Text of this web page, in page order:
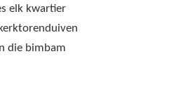
elk kwartier
die bimbam